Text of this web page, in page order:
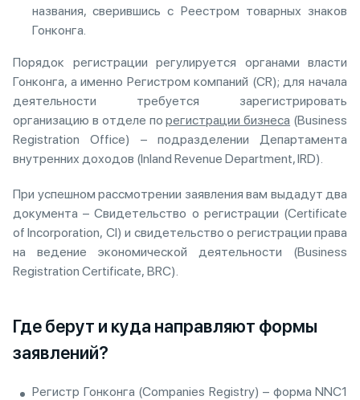
названия, сверившись с Реестром товарных знаков
Гонконга.
Порядок регистрации регулируется органами власти
Гонконга, а именно Регистром компаний (CR); для начала
деятельности требуется зарегистрировать
организацию в отделе порегистрации бизнеса (Business
Registration Office) – подразделении Департамента
внутренних доходов (Inland Revenue Department, IRD).
При успешном рассмотрении заявления вам выдадут два
документа – Свидетельство о регистрации (Certificate
of Incorporation, CI) и свидетельство о регистрации права
на ведение экономической деятельности (Business
Registration Certificate, BRC).
Где берут и куда направляют формы
заявлений?
Регистр Гонконга (Companies Registry) – форма NNC1